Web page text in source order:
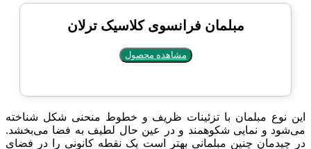
مبلمان فرانسوی کلاسیک ترلان
مشاهده محصول
این نوع مبلمان با تزئینات ظریف و خطوط منحنی شکل شناخته
می‌شود و نمایی شکوهمند و در عین حال لطیف به فضا می‌بخشد.
در چیدمان چنین مبلمانی بهتر است یک نقطه‌ کانونی را در فضای